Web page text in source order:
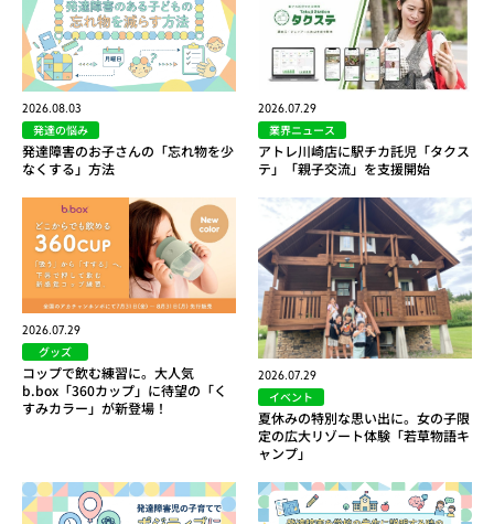
2026.08.03
発達の悩み
発達障害のお子さんの「忘れ物を少
なくする」方法
2026.07.29
業界ニュース
アトレ川崎店に駅チカ託児「タクス
テ」「親子交流」を支援開始
2026.07.29
グッズ
コップで飲む練習に。大人気
b.box「360カップ」に待望の「く
すみカラー」が新登場！
2026.07.29
イベント
夏休みの特別な思い出に。女の子限
定の広大リゾート体験「若草物語キ
ャンプ」